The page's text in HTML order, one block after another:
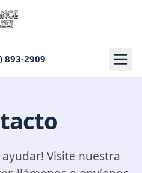
893-2909
Visite nuestra